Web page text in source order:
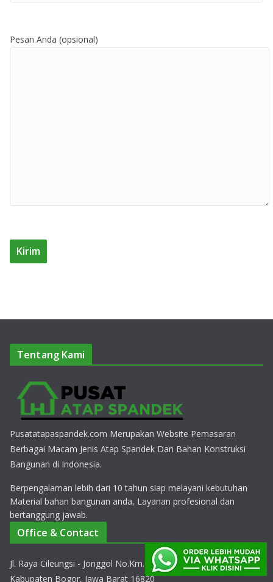
Pesan Anda (opsional)
Tentang Kami
Pusatatapaspandek.com Merupakan Website Pemasaran
Berbagai Macam Jenis Atap Spandek Dan Bahan Konstruksi
Bangunan di Indonesia.
Berpengalaman lebih dari 10 tahun siap melayani kebutuhan
Material bahan bangunan anda, Layanan profesional dan
bertanggung jawab.
Office & Contact
Jl. Raya Cileungsi - Jonggol No.Km.10, Cipeucang, Kec. Cileungsi,
Kabupaten Bogor, Jawa Barat 16820